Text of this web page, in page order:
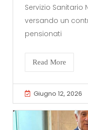
Servizio Sanitario
versando un
pensionati
Read More
Giugno 12, 2026